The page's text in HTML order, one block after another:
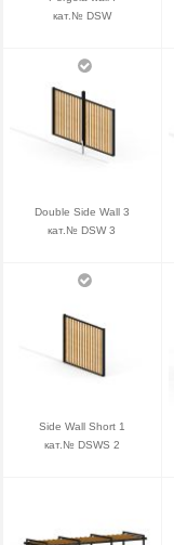
кат.№ DSW
Double Side Wall 3
кат.№ DSW 3
Side Wall Short 1
кат.№ DSWS 2